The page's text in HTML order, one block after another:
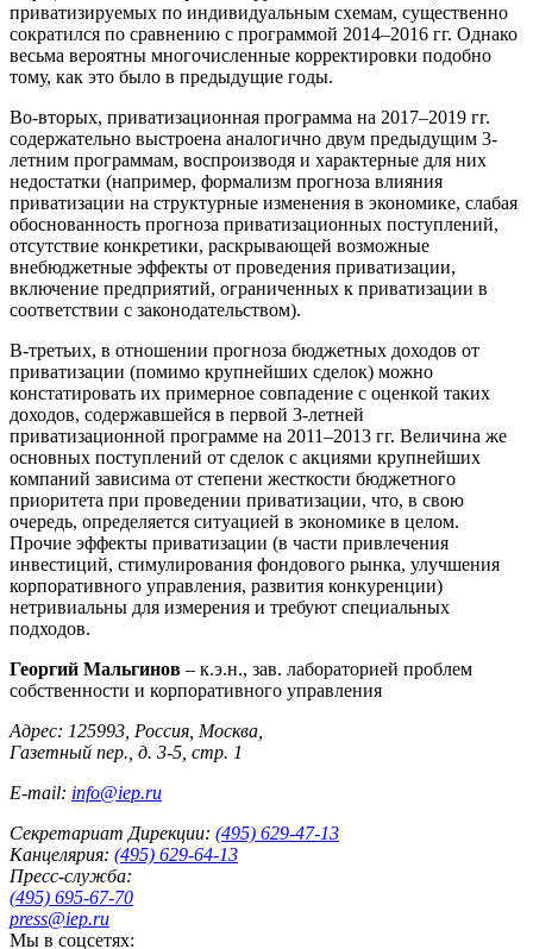
приватизируемых по индивидуальным схемам, существенно
сократился по сравнению с программой 2014–2016 гг. Однако
весьма вероятны многочисленные корректировки подобно
тому, как это было в предыдущие годы.
Во-вторых, приватизационная программа на 2017–2019 гг.
содержательно выстроена аналогично двум предыдущим 3-
летним программам, воспроизводя и характерные для них
недостатки (например, формализм прогноза влияния
приватизации на структурные изменения в экономике, слабая
обоснованность прогноза приватизационных поступлений,
отсутствие конкретики, раскрывающей возможные
внебюджетные эффекты от проведения приватизации,
включение предприятий, ограниченных к приватизации в
соответствии с законодательством).
В-третьих, в отношении прогноза бюджетных доходов от
приватизации (помимо крупнейших сделок) можно
констатировать их примерное совпадение с оценкой таких
доходов, содержавшейся в первой 3-летней
приватизационной программе на 2011–2013 гг. Величина же
основных поступлений от сделок с акциями крупнейших
компаний зависима от степени жесткости бюджетного
приоритета при проведении приватизации, что, в свою
очередь, определяется ситуацией в экономике в целом.
Прочие эффекты приватизации (в части привлечения
инвестиций, стимулирования фондового рынка, улучшения
корпоративного управления, развития конкуренции)
нетривиальны для измерения и требуют специальных
подходов.
Георгий Мальгинов – к.э.н., зав. лабораторией проблем
собственности и корпоративного управления
Адрес: 125993, Россия, Москва,
Газетный пер., д. 3-5, стр. 1
E-mail: info@iep.ru
Секретариат Дирекции: (495) 629-47-13
Канцелярия: (495) 629-64-13
Пресс-служба:
(495) 695-67-70
press@iep.ru
Мы в соцсетях: